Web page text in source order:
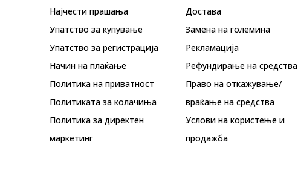
Најчести прашања
Упатство за купување
Упатство за регистрација
Начин на плаќање
Политика на приватност
Политиката за колачиња
Политика за директен
маркетинг
Достава
Замена на големина
Рекламациja
Рефундирање на средства
Право на откажување/
враќање на средства
Услови на користење и
продажба